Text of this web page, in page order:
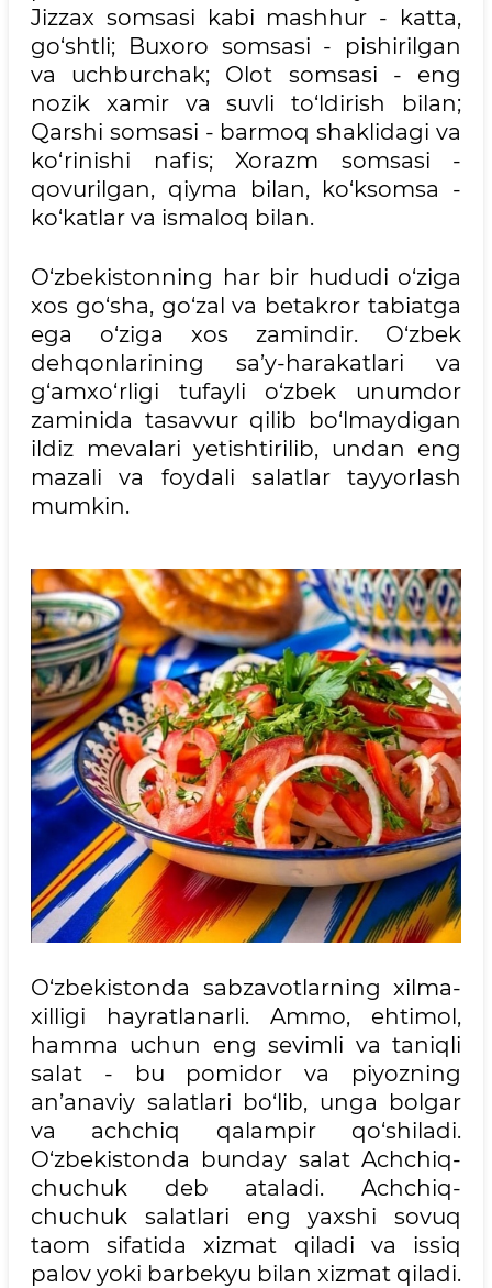
Jizzax somsasi kabi mashhur - katta,
go‘shtli; Buxoro somsasi - pishirilgan
va uchburchak; Olot somsasi - eng
nozik xamir va suvli to‘ldirish bilan;
Qarshi somsasi - barmoq shaklidagi va
ko‘rinishi nafis; Xorazm somsasi -
qovurilgan, qiyma bilan, ko‘ksomsa -
ko‘katlar va ismaloq bilan.
O‘zbekistonning har bir hududi o‘ziga
xos go‘sha, go‘zal va betakror tabiatga
ega o‘ziga xos zamindir. O‘zbek
dehqonlarining sa’y-harakatlari va
g‘amxo‘rligi tufayli o‘zbek unumdor
zaminida tasavvur qilib bo‘lmaydigan
ildiz mevalari yetishtirilib, undan eng
mazali va foydali salatlar tayyorlash
mumkin.
O‘zbekistonda sabzavotlarning xilma-
xilligi hayratlanarli. Ammo, ehtimol,
hamma uchun eng sevimli va taniqli
salat - bu pomidor va piyozning
an’anaviy salatlari bo‘lib, unga bolgar
va achchiq qalampir qo‘shiladi.
O‘zbekistonda bunday salat Achchiq-
chuchuk deb ataladi. Achchiq-
chuchuk salatlari eng yaxshi sovuq
taom sifatida xizmat qiladi va issiq
palov yoki barbekyu bilan xizmat qiladi.